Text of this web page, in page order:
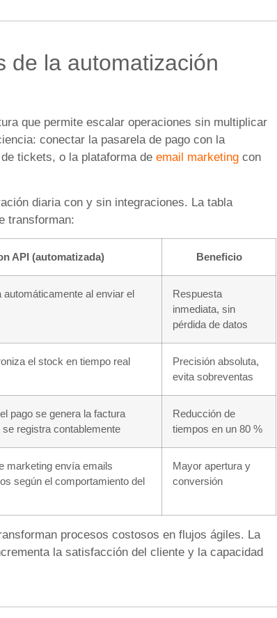
de la automatización
que permite escalar operaciones sin multiplicar
conectar la pasarela de pago con la
tickets, o la plataforma de email marketing con
diaria con y sin integraciones. La tabla
transforman:
API (automatizada) Beneficio
automáticamente al enviar el
Respuesta
inmediata, sin
pérdida de datos
el stock en tiempo real
Precisión absoluta,
evita sobreventas
pago se genera la factura
registra contablemente
Reducción de
tiempos en un 80 %
marketing envía emails
según el comportamiento del
Mayor apertura y
conversión
procesos costosos en flujos ágiles. La
la satisfacción del cliente y la capacidad